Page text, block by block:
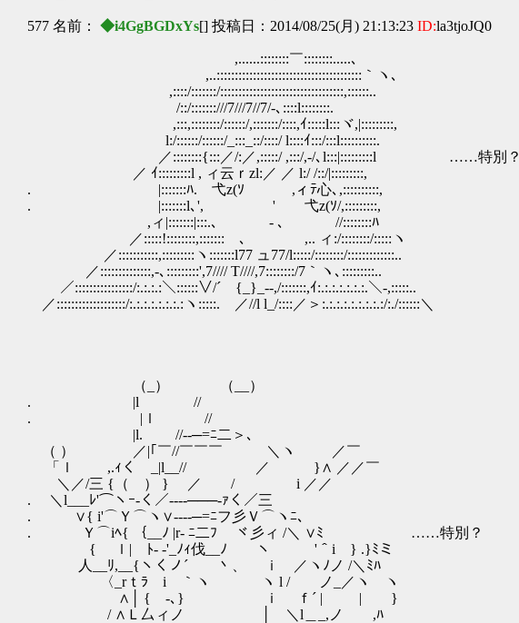
577 名前： ◆i4GgBGDxYs[] 投稿日：2014/08/25(月) 21:13:23 ID:la3tjoJQ0
,......::::::::￣::::::::.....､
,..::::::::::::::::::::::::::::::::::::::::｀ヽ､
,::::/:::::::/::::::::::::::::::::::::::::::::::,::::::..
/::/:::::::///7///7//7/-､::::l::::::::.
,:::,::::::::/::::::/,:::::::/::::,ｲ:::::l:::ヾ,|:::::::::,
l:/::::::/::::::/_:::_::/::::/ l::::ｲ:::/:::l::::::::::.
／::::::::{:::／/:／,:::::/ ,:::/,-/､l:::|:::::::::l ……特別？
／ ｲ:::::::::l , ィ云ｒzl:／ ／ l:/ /::/|:::::::::,
. |:::::::ﾊ. 弋z(ｿ ,ィﾃ心､,::::::::::,
. |:::::::l､', ' 弋z(ｿ/,:::::::::,
,ィ|:::::::|:::.､ - ､ //::::::::ﾊ
／:::::!::::::::,:::::::ゝ､ ,.. ィ:/::::::::/:::::ヽ
／:::::::::::,:::::::::ヽ:::::::l77 ュ77/l:::::/::::::::/:::::::::::::..
／::::::::::::::,-､:::::::::',7//// T////,7::::::::/7｀ヽ､:::::::::..
／::::::::::::::::/:.:.:.:＼::::::∨/´ {_}_--,/:::::::,ｲ:.:.:.:.:.:.:.＼-,:::::..
／:::::::::::::::::::/:.:.:.:.:.:.:.:ヽ:::::. ／//l l_/::::／＞:.:.:.:.:.:.:.:.:/:./::::::＼
（_） （__）
. |l //
. |ｌ //
|l. //--─=ﾆ二＞､
（ ） ／|｢￣//￣￣￣ ＼ヽ ／￣
「ｌ ,.ｨく _|l__// ／ }∧ ／／￣
＼／/三 {（ ） } ／ / i ／／
. ＼l___ﾚ'⌒ヽｰ‐く／----───‐ｧく／三
. ∨{ i'⌒Ｙ⌒ヽ∨----─=ﾆフ彡Ｖ⌒ヽﾆ､
. Ｙ⌒iﾍ{ ｛__ﾉ |r‐ ﾆ二ﾌ ヾ彡ィ /＼ ∨ﾐ ……特別？
{ ｌ| ﾄ- -'_ﾉｨ伐__ﾉ ヽ '＾i } .}ﾐミ
人__ﾘ,__{ヽくノ´￣ 丶、 ｉ ／ヽﾉノ /＼ﾐﾊ
〈_rｔﾗ i ｀ヽ ヽ l / ノ_／ヽ ヽ
∧│ { -､} ｉ ｆ´ | | }
/ ∧Ｌ厶ィノ │ ＼l＿_,ノ ,ﾊ